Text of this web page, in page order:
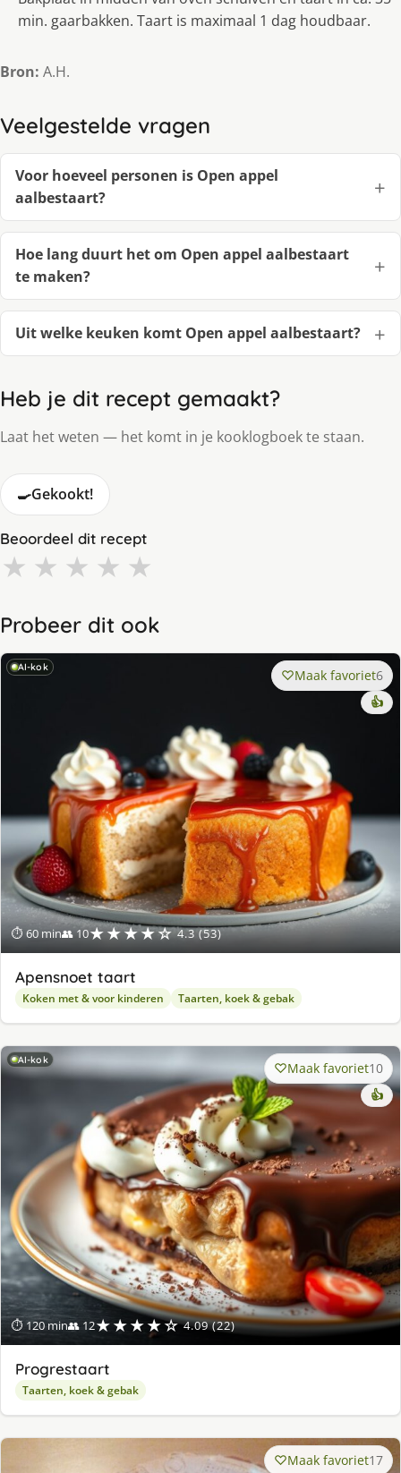
min. gaarbakken. Taart is maximaal 1 dag houdbaar.
Bron: A.H.
Veelgestelde vragen
Voor hoeveel personen is Open appel
aalbestaart?
Hoe lang duurt het om Open appel aalbestaart
te maken?
Uit welke keuken komt Open appel aalbestaart?
Heb je dit recept gemaakt?
Laat het weten — het komt in je kooklogboek te staan.
🍳Gekookt!
Beoordeel dit recept
★ ★ ★ ★ ★
Probeer dit ook
AI-kok
⏱ 60 min👥 10★★★★☆ 4.3 (53)
Maak favoriet6
👍
Apensnoet taart
Koken met & voor kinderen Taarten, koek & gebak
AI-kok
⏱ 120 min👥 12★★★★☆ 4.09 (22)
Maak favoriet10
👍
Progrestaart
Taarten, koek & gebak
Maak favoriet17